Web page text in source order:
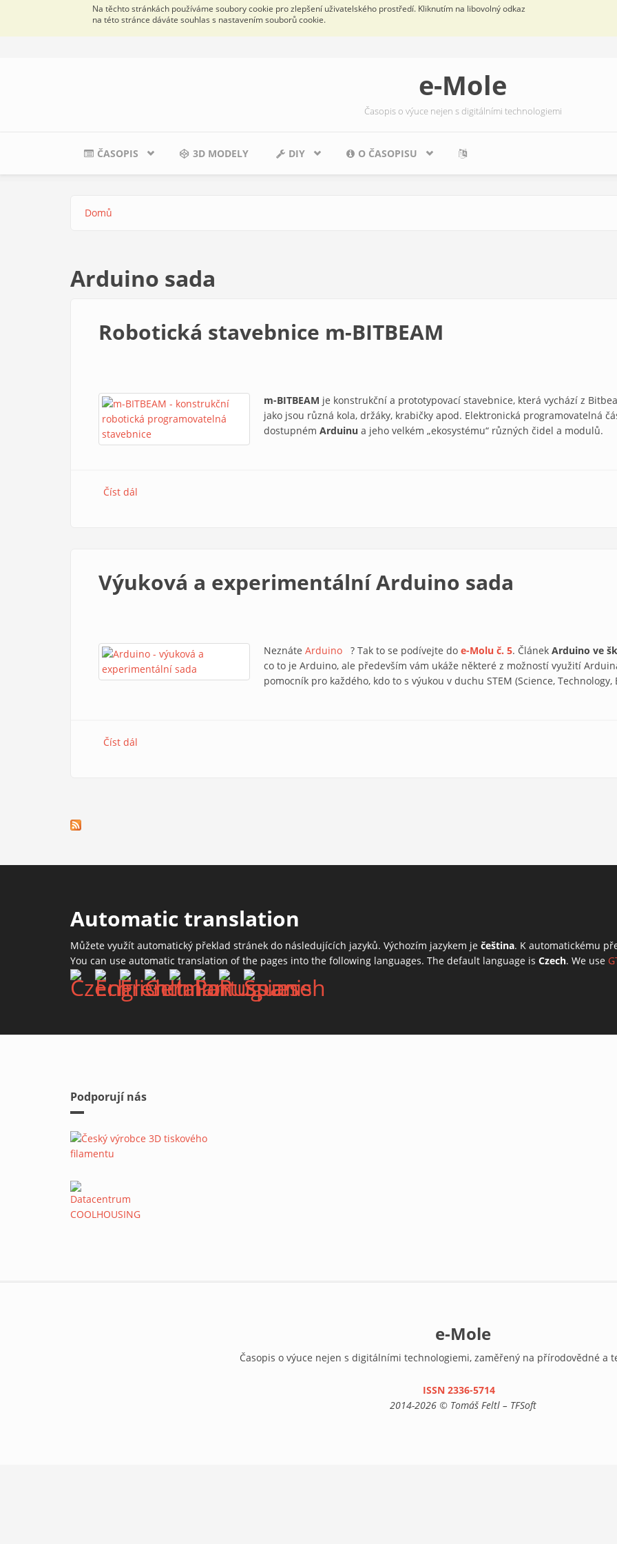
Na těchto stránkách používáme soubory cookie pro zlepšení uživatelského prostředí. Kliknutím na libovolný odkaz
na této stránce dáváte souhlas s nastavením souborů cookie.
e-Mole
Časopis o výuce nejen s digitálními technologiemi
ČASOPIS 3D MODELY DIY O ČASOPISU
Jste zde
Domů
Arduino sada
Robotická stavebnice m-BITBEAM
m-BITBEAM je konstrukční a prototypovací stavebnice, která vychází z
jako jsou různá kola, držáky, krabičky apod. Elektronická programovatelná
dostupném Arduinu a jeho velkém „ekosystému“ různých čidel a modulů.
Číst dál
Výuková a experimentální Arduino sada
Neznáte Arduino (link is external)
? Tak to se podívejte do e-Molu č. 5. Článek Arduino ve
co to je Arduino, ale především vám ukáže některé z možností využití
pomocník pro každého, kdo to s výukou v duchu STEM (Science,
Číst dál
Automatic translation
Můžete využít automatický překlad stránek do následujících jazyků. Výchozím jazykem je čeština. K automatickému
You can use automatic translation of the pages into the following languages. The default language is Czech. We use
Podporují nás
e-Mole
Časopis o výuce nejen s digitálními technologiemi, zaměřený na přírodovědné a
ISSN 2336-5714(link is external)
2014-2026 © Tomáš Feltl – TFSoft